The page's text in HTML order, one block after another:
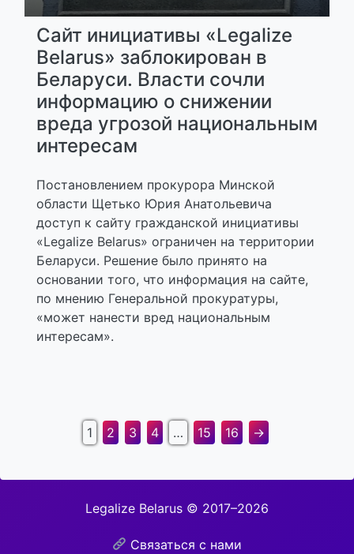
Сайт инициативы «Legalize
Belarus» заблокирован в
Беларуси. Власти сочли
информацию о снижении
вреда угрозой национальным
интересам
Постановлением прокурора Минской
области Щетько Юрия Анатольевича
доступ к сайту гражданской инициативы
«Legalize Belarus» ограничен на территории
Беларуси. Решение было принято на
основании того, что информация на сайте,
по мнению Генеральной прокуратуры,
«может нанести вред национальным
интересам».
1 2 3 4 … 15 16 →
Legalize Belarus © 2017–2026
Связаться с нами